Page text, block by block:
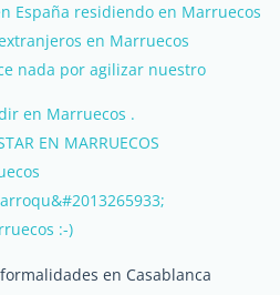
España residiendo en Marruecos
en Marruecos
nada por agilizar nuestro
en Marruecos .
EN MARRUECOS
:-)
en Casablanca